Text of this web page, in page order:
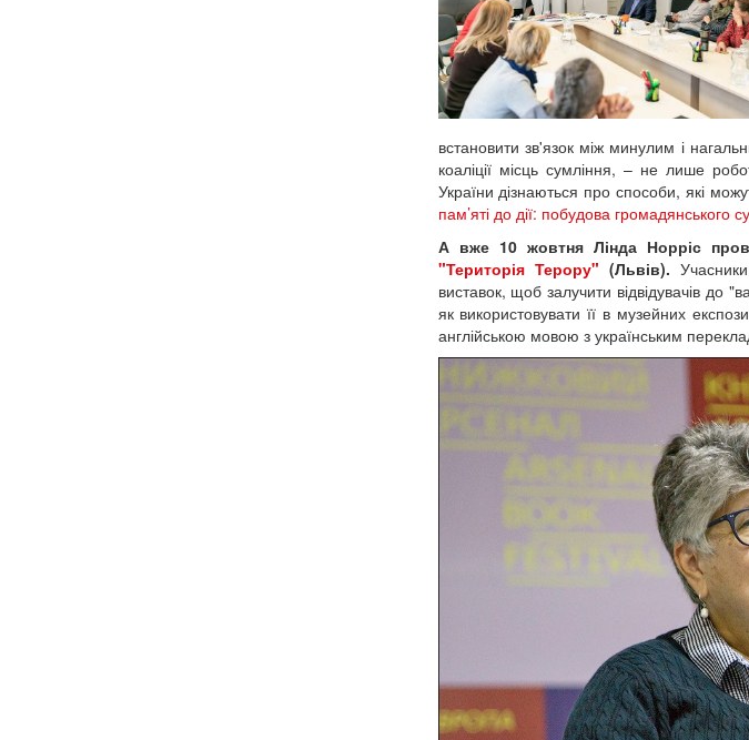
встановити зв'язок між минулим і
коаліції місць сумління, – не лише
України дізнаються про способи, які
пам’яті до дії: побудова громадянського
А вже 10 жовтня Лінда Норріс
"Територія Терору" (Львів).
виставок, щоб залучити відвідувачів до
як використовувати її в музейних
англійською мовою з українським